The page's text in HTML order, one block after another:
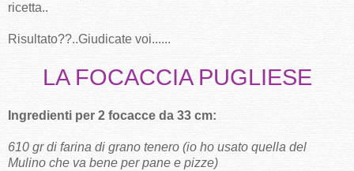
ricetta..
Risultato??..Giudicate voi......
LA FOCACCIA PUGLIESE
Ingredienti per 2 focacce da 33 cm:
610 gr di farina di grano tenero (io ho usato quella del
Mulino che va bene per pane e pizze)